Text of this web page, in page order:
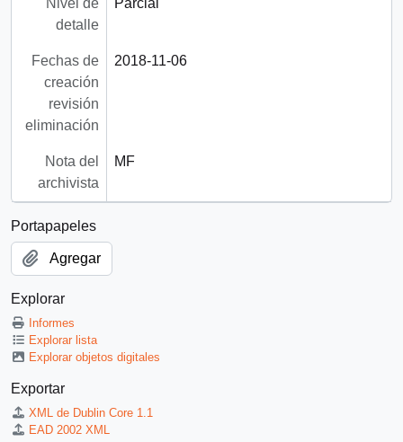
Nivel de
detalle
Parcial
Fechas de
creación
revisión
eliminación
2018-11-06
Nota del
archivista
MF
Portapapeles
Agregar
Explorar
Informes
Explorar lista
Explorar objetos digitales
Exportar
XML de Dublin Core 1.1
EAD 2002 XML